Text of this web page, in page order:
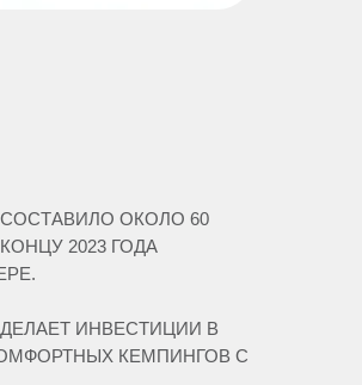
ОКОЛО 60
2023 ГОДА
ИНВЕСТИЦИИ В
КЕМПИНГОВ С